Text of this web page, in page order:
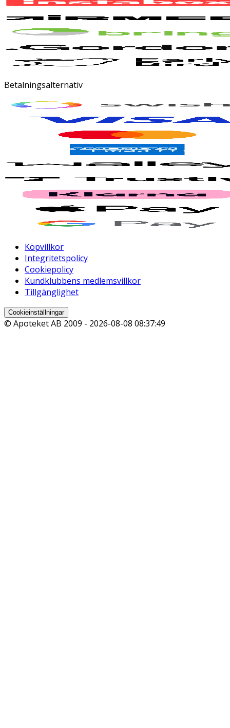
Betalningsalternativ
Köpvillkor
Integritetspolicy
Cookiepolicy
Kundklubbens medlemsvillkor
Tillgänglighet
Cookieinställningar
© Apoteket AB 2009 - 2026-08-08 08:37:49